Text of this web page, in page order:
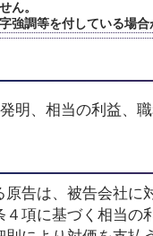
ん。
強調等を付している場
明、相当の利益、
告は、被告会社に
項に基づく相当の